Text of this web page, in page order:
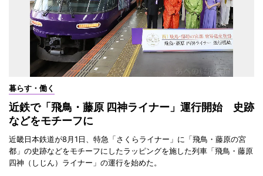
暮らす・働く
近鉄で「飛鳥・藤原 四神ライナー」運行開始 史跡
などをモチーフに
近畿日本鉄道が8月1日、特急「さくらライナー」に「飛鳥・藤原の宮
都」の史跡などをモチーフにしたラッピングを施した列車「飛鳥・藤原
四神（しじん）ライナー」の運行を始めた。